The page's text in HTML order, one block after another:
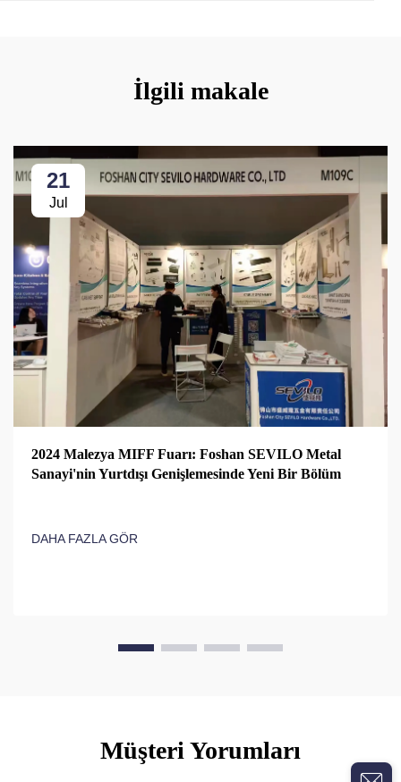
İlgili makale
21
Jul
2024 Malezya MIFF Fuarı: Foshan SEVILO Metal
Sanayi'nin Yurtdışı Genişlemesinde Yeni Bir Bölüm
DAHA FAZLA GÖR
Müşteri Yorumları